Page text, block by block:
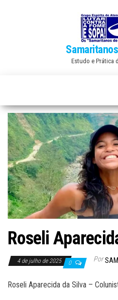
Estudo e Prática
Roseli
4 de julho de 2025 0 Por
Roseli Aparecida da Silva –